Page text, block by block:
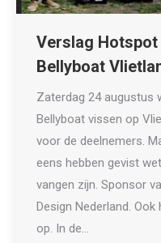
Verslag Hotspot
Bellyboat
Zaterdag 24 augustus
Bellyboat vissen op
voor de deelnemers.
eens hebben gevist
vangen zijn. Sponsor
Design Nederland.
op. In de…